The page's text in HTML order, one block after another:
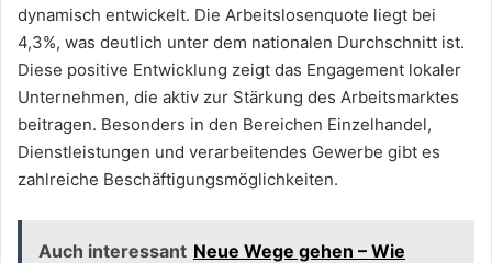
dynamisch entwickelt. Die Arbeitslosenquote liegt bei
4,3%, was deutlich unter dem nationalen Durchschnitt ist.
Diese positive Entwicklung zeigt das Engagement lokaler
Unternehmen, die aktiv zur Stärkung des Arbeitsmarktes
beitragen. Besonders in den Bereichen Einzelhandel,
Dienstleistungen und verarbeitendes Gewerbe gibt es
zahlreiche Beschäftigungsmöglichkeiten.
Auch interessant Neue Wege gehen – Wie